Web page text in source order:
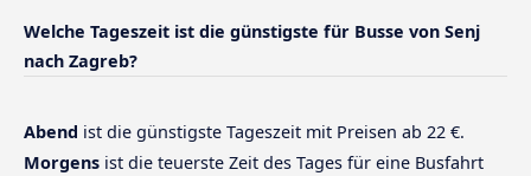
Welche Tageszeit ist die günstigste für Busse von Senj
nach Zagreb?
Abend ist die günstigste Tageszeit mit Preisen ab 22 €.
Morgens ist die teuerste Zeit des Tages für eine Busfahrt